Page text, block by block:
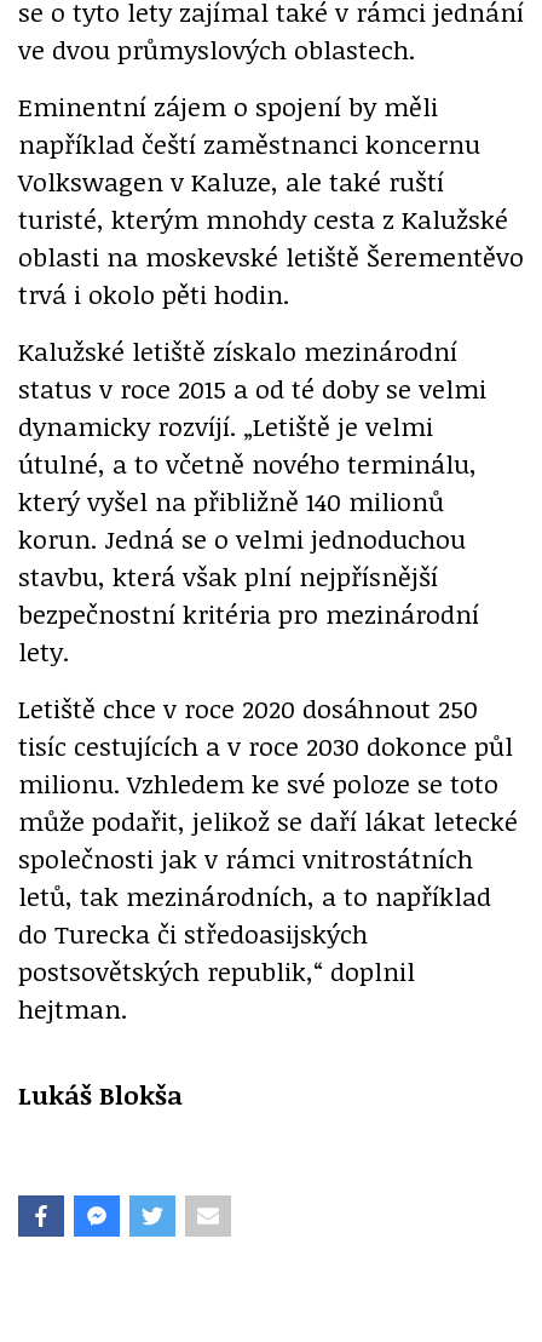
se o tyto lety zajímal také v rámci jednání
ve dvou průmyslových oblastech.
Eminentní zájem o spojení by měli
například čeští zaměstnanci koncernu
Volkswagen v Kaluze, ale také ruští
turisté, kterým mnohdy cesta z Kalužské
oblasti na moskevské letiště Šerementěvo
trvá i okolo pěti hodin.
Kalužské letiště získalo mezinárodní
status v roce 2015 a od té doby se velmi
dynamicky rozvíjí. „Letiště je velmi
útulné, a to včetně nového terminálu,
který vyšel na přibližně 140 milionů
korun. Jedná se o velmi jednoduchou
stavbu, která však plní nejpřísnější
bezpečnostní kritéria pro mezinárodní
lety.
Letiště chce v roce 2020 dosáhnout 250
tisíc cestujících a v roce 2030 dokonce půl
milionu. Vzhledem ke své poloze se toto
může podařit, jelikož se daří lákat letecké
společnosti jak v rámci vnitrostátních
letů, tak mezinárodních, a to například
do Turecka či středoasijských
postsovětských republik,“ doplnil
hejtman.
Lukáš Blokša